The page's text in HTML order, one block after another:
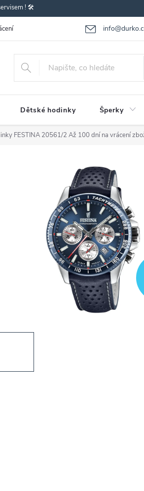
! 🛠️
- výměna zboží Reklamace zboží
Dětské hodinky Šperky
FESTINA 20561/2 Až 100 dní na vrácení